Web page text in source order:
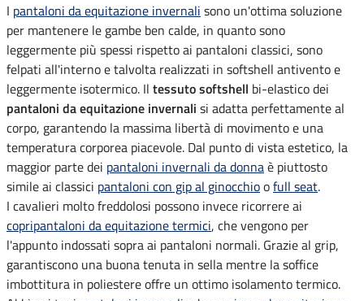
I pantaloni da equitazione invernali sono un'ottima soluzione
per mantenere le gambe ben calde, in quanto sono
leggermente più spessi rispetto ai pantaloni classici, sono
felpati all'interno e talvolta realizzati in softshell antivento e
leggermente isotermico. Il tessuto softshell bi-elastico dei
pantaloni da equitazione invernali si adatta perfettamente al
corpo, garantendo la massima libertà di movimento e una
temperatura corporea piacevole. Dal punto di vista estetico, la
maggior parte dei pantaloni invernali da donnaè piuttosto
simile ai classici pantaloni con gip al ginocchioofull seat.
I cavalieri molto freddolosi possono invece ricorrere ai
copripantaloni da equitazione termici, che vengono per
l'appunto indossati sopra ai pantaloni normali. Grazie al grip,
garantiscono una buona tenuta in sella mentre la soffice
imbottitura in poliestere offre un ottimo isolamento termico.